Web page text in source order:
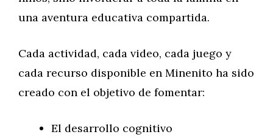
una aventura educativa compartida.
Cada actividad, cada video, cada juego y
cada recurso disponible en Minenito ha sido
creado con el objetivo de fomentar:
El desarrollo cognitivo